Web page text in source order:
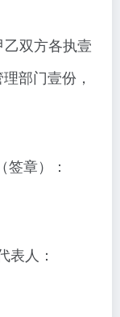
双方各执壹
部门壹份，
章）：
表人：